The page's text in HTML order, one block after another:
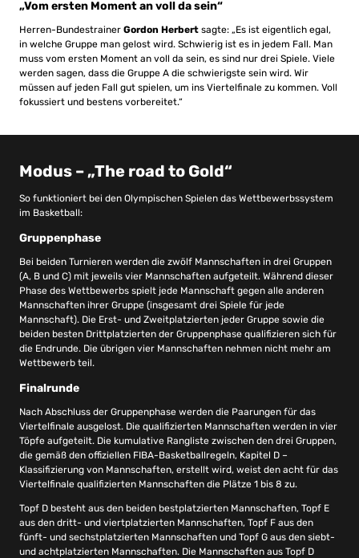
„Vom ersten Moment an voll da sein“
Herren-Bundestrainer Gordon Herbert sagte: „Es ist eigentlich egal,
in welche Gruppe man gelost wird. Schwierig ist es in jedem Fall. Man
muss vom ersten Moment an voll da sein, es sind nur drei Spiele. Viele
werden sagen, dass die Gruppe A die schwierigste sein wird. Wir
müssen auf jeden Fall gut spielen, um ins Viertelfinale zu kommen. Voll
fokussiert und bestens vorbereitet.“
Modus – „The road to Gold“
So funktioniert bei den Olympischen Spielen das Wettbewerbssystem
im Basketball:
Gruppenphase
Bei beiden Turnieren werden die zwölf Mannschaften in drei Gruppen
(A, B und C) mit jeweils vier Mannschaften aufgeteilt. Während dieser
Phase des Wettbewerbs spielt jede Mannschaft gegen alle anderen
Mannschaften ihrer Gruppe (insgesamt drei Spiele für jede
Mannschaft). Die Erst- und Zweitplatzierten jeder Gruppe sowie die
beiden besten Drittplatzierten der Gruppenphase qualifizieren sich für
die Endrunde. Die übrigen vier Mannschaften nehmen nicht mehr am
Wettbewerb teil.
Finalrunde
Nach Abschluss der Gruppenphase werden die Paarungen für das
Viertelfinale ausgelost. Die qualifizierten Mannschaften werden in vier
Töpfe aufgeteilt. Die kumulative Rangliste zwischen den drei Gruppen,
die gemäß den offiziellen FIBA-Basketballregeln, Kapitel D –
Klassifizierung von Mannschaften, erstellt wird, weist den acht für das
Viertelfinale qualifizierten Mannschaften die Plätze 1 bis 8 zu.
Topf D besteht aus den beiden bestplatzierten Mannschaften, Topf E
aus den dritt- und viertplatzierten Mannschaften, Topf F aus den
fünft- und sechstplatzierten Mannschaften und Topf G aus den siebt-
und achtplatzierten Mannschaften. Die Mannschaften aus Topf D